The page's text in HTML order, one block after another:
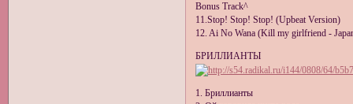
Bonus Track^
11.Stop! Stop! Stop! (Upbeat Version)
12. Ai No Wana (Kill my girlfriend -
БРИЛЛИАНТЫ
1. Бриллианты